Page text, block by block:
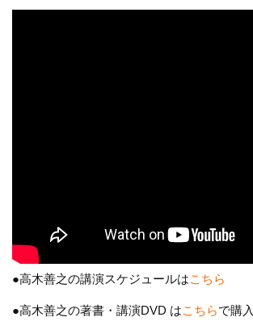
●高木善之の講演スケジュールはこちら
●高木善之の著書・講演DVD はこちらで購入